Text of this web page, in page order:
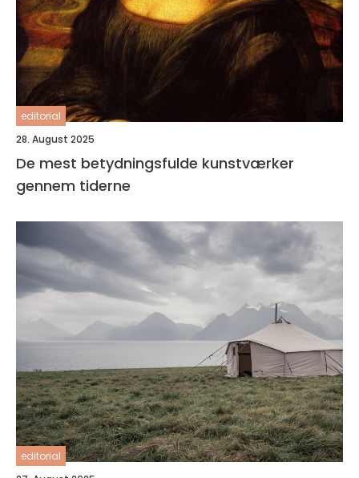
editorial
28. August 2025
De mest betydningsfulde kunstværker
gennem tiderne
editorial